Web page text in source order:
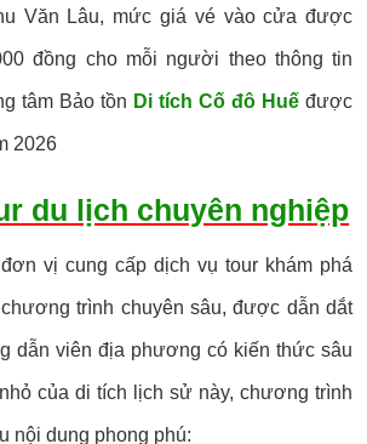
Văn Lâu, mức giá vé vào cửa được
đồng cho mỗi người theo thông tin
tâm Bảo tồn Di tích Cố đô Huế được
2026
du lịch chuyên nghiệp
vị cung cấp dịch vụ tour khám phá
trình chuyên sâu, được dẫn dắt
dẫn viên địa phương có kiến thức sâu
của di tích lịch sử này, chương trình
nội dung phong phú: